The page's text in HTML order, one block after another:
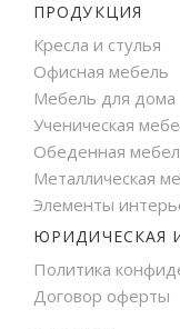
ПРОДУКЦИЯ
Кресла и стулья
Офисная мебель
Мебель для дома
Ученическая
Обеденная
Металлическая
Элементы
ЮРИДИЧЕСКАЯ
Политика
Договор оферты